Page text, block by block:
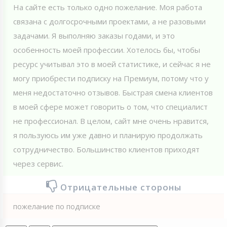
На сайте есть только одно пожелание. Моя работа
связана с долгосрочными проектами, а не разовыми
задачами. Я выполняю заказы годами, и это
особенность моей профессии. Хотелось бы, чтобы
ресурс учитывал это в моей статистике, и сейчас я не
могу приобрести подписку на Премиум, потому что у
меня недостаточно отзывов. Быстрая смена клиентов
в моей сфере может говорить о том, что специалист
не профессионал. В целом, сайт мне очень нравится,
я пользуюсь им уже давно и планирую продолжать
сотрудничество. Большинство клиентов приходят
через сервис.
Отрицательные стороны
пожелание по подписке